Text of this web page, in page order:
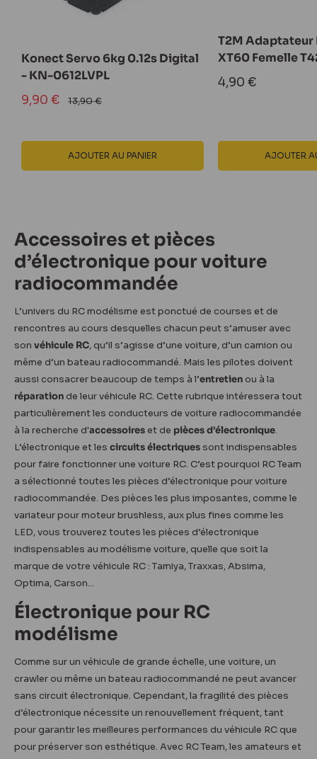
Konect Servo 6kg 0.12s Digital
- KN-0612LVPL
Prix
réduit
9,90 € Prix
normal
13,90 €
AJOUTER AU PANIER
T2M Adaptateur
XT60 Femelle
Prix
réduit
4,90 €
AJOUTER
Accessoires et pièces
d’électronique pour voiture
radiocommandée
L’univers du RC modélisme est ponctué de courses et de
rencontres au cours desquelles chacun peut s’amuser avec
son véhicule RC, qu’il s’agisse d’une voiture, d’un camion ou
même d’un bateau radiocommandé. Mais les pilotes doivent
aussi consacrer beaucoup de temps à l’entretien ou à la
réparation de leur véhicule RC. Cette rubrique intéressera tout
particulièrement les conducteurs de voiture radiocommandée
à la recherche d'accessoires et de pièces d’électronique.
L’électronique et les circuits électriques sont indispensables
pour faire fonctionner une voiture RC. C’est pourquoi RC Team
a sélectionné toutes les pièces d’électronique pour voiture
radiocommandée. Des pièces les plus imposantes, comme le
variateur pour moteur brushless, aux plus fines comme les
LED, vous trouverez toutes les pièces d’électronique
indispensables au modélisme voiture, quelle que soit la
marque de votre véhicule RC : Tamiya, Traxxas, Absima,
Optima, Carson...
Électronique pour RC
modélisme
Comme sur un véhicule de grande échelle, une voiture, un
crawler ou même un bateau radiocommandé ne peut avancer
sans circuit électronique. Cependant, la fragilité des pièces
d’électronique nécessite un renouvellement fréquent, tant
pour garantir les meilleures performances du véhicule RC que
pour préserver son esthétique. Avec RC Team, les amateurs et